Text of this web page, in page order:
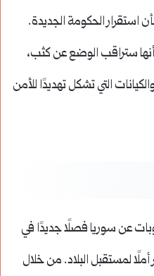
استقرار الحكومة الجديدة.
ستراقب الوضع عن كثب،
التي تشكل تهديدًا للأمن
عن سوريا فصلًا جديدًا في
أملًا لمستقبل البلاد. من خلال